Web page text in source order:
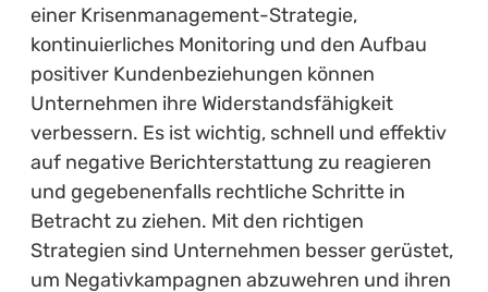
einer Krisenmanagement-Strategie,
kontinuierliches Monitoring und den Aufbau
positiver Kundenbeziehungen können
Unternehmen ihre Widerstandsfähigkeit
verbessern. Es ist wichtig, schnell und effektiv
auf negative Berichterstattung zu reagieren
und gegebenenfalls rechtliche Schritte in
Betracht zu ziehen. Mit den richtigen
Strategien sind Unternehmen besser gerüstet,
um Negativkampagnen abzuwehren und ihren